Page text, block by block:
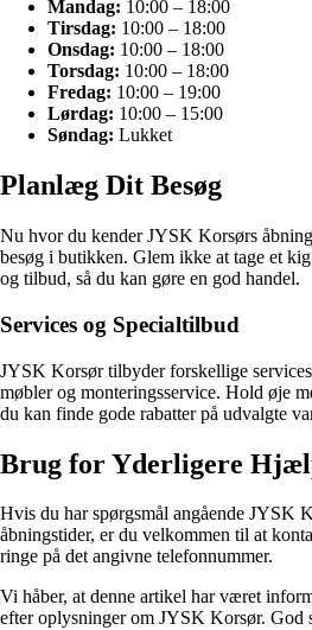
Mandag: 10:00 – 18:00
Tirsdag: 10:00 – 18:00
Onsdag: 10:00 – 18:00
Torsdag: 10:00 – 18:00
Fredag: 10:00 – 19:00
Lørdag: 10:00 – 15:00
Søndag: Lukket
Planlæg Dit Besøg
Nu hvor du kender JYSK Korsørs
besøg i butikken. Glem ikke at tage et
og tilbud, så du kan gøre en god handel.
Services og Specialtilbud
JYSK Korsør tilbyder forskellige
møbler og monteringsservice. Hold øje
du kan finde gode rabatter på udvalgte
Brug for Yderligere
Hvis du har spørgsmål angående JYSK
åbningstider, er du velkommen til at
ringe på det angivne telefonnummer.
Vi håber, at denne artikel har været
efter oplysninger om JYSK Korsør. God